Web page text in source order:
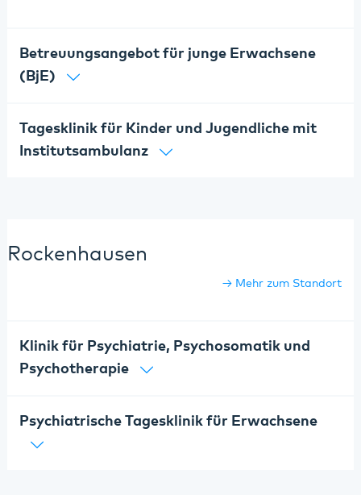
Betreuungsangebot für junge Erwachsene
(BjE)
Tagesklinik für Kinder und Jugendliche mit
Institutsambulanz
Rockenhausen
Mehr zum Standort
Klinik für Psychiatrie, Psychosomatik und
Psychotherapie
Psychiatrische Tagesklinik für Erwachsene